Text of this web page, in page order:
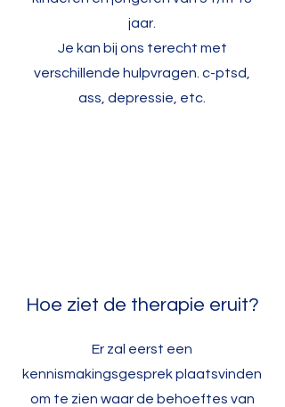
jaar.
Je kan bij ons terecht met
verschillende hulpvragen. c-ptsd,
ass, depressie, etc.
Hoe ziet de therapie eruit?
Er zal eerst een
kennismakingsgesprek plaatsvinden
om te zien waar de behoeftes van